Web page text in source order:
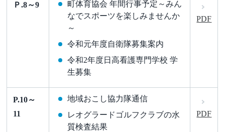
Ｐ.8～9
町体育協会 年間行事予定～みん
なでスポーツを楽しみませんか
～
令和元年度自衛隊募集案内
令和2年度日高看護専門学校 学
生募集
PDF
P.10～
11
地域おこし協力隊通信
レオグラードゴルフクラブの水
質検査結果
PDF